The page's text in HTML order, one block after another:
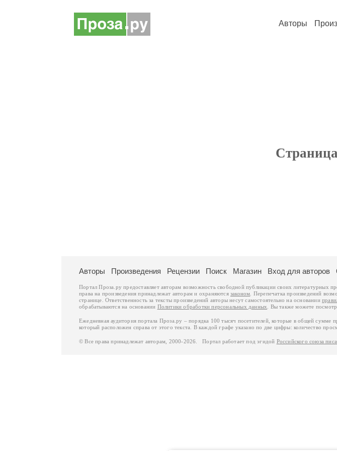
Авторы
Авторы Произведения Рецензии Поиск Магазин Вход для авторов
Портал Проза.ру предоставляет авторам возможность свободной публикации своих литературных
права на произведения принадлежат авторам и охраняются законом . Перепечатка произведений
странице. Ответственность за тексты произведений авторы несут самостоятельно на основании
обрабатываются на основании Политики обработки персональных данных . Вы также можете
Ежедневная аудитория портала Проза.ру – порядка 100 тысяч посетителей, которые в общей сумме
который расположен справа от этого текста. В каждой графе указано по две цифры: количество
© Все права принадлежат авторам, 2000-2026. Портал работает под эгидой Российского союза